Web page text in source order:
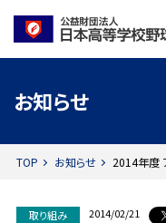
お知らせ
TOP お知らせ 2014年度
取り組み 2014/02/21